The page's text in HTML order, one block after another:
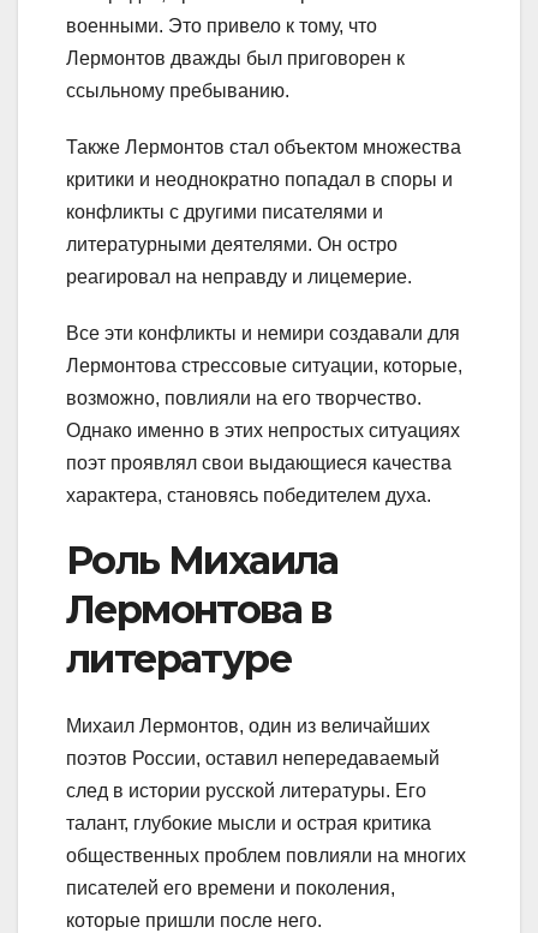
военными. Это привело к тому, что
Лермонтов дважды был приговорен к
ссыльному пребыванию.
Также Лермонтов стал объектом множества
критики и неоднократно попадал в споры и
конфликты с другими писателями и
литературными деятелями. Он остро
реагировал на неправду и лицемерие.
Все эти конфликты и немири создавали для
Лермонтова стрессовые ситуации, которые,
возможно, повлияли на его творчество.
Однако именно в этих непростых ситуациях
поэт проявлял свои выдающиеся качества
характера, становясь победителем духа.
Роль Михаила
Лермонтова в
литературе
Михаил Лермонтов, один из величайших
поэтов России, оставил непередаваемый
след в истории русской литературы. Его
талант, глубокие мысли и острая критика
общественных проблем повлияли на многих
писателей его времени и поколения,
которые пришли после него.